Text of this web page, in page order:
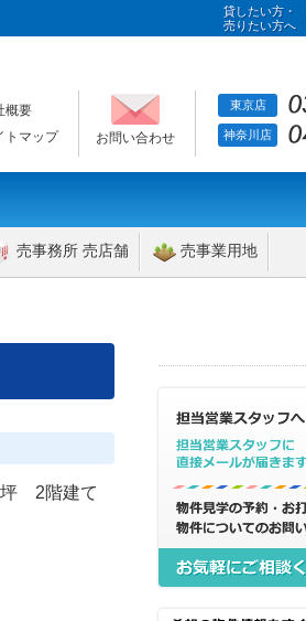
貸したい方・
売りたい方へ
概要
トマップ
お問い合わせ
東京店
神奈川店
売事務所 売店舗 売事業用地
2階建て